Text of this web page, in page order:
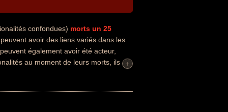
confondues) morts un 25
avoir des liens variés dans les
également avoir été acteur,
au moment de leurs morts, ils
+